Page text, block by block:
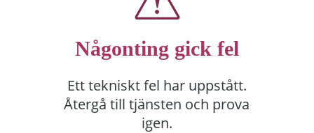
Någonting gick fel
Ett tekniskt fel har uppstått.
Återgå till tjänsten och prova
igen.